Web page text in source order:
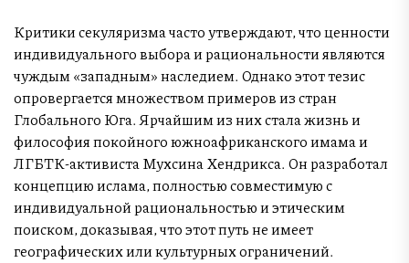
Критики секуляризма часто утверждают, что ценности
индивидуального выбора и рациональности являются
чуждым «западным» наследием. Однако этот тезис
опровергается множеством примеров из стран
Глобального Юга. Ярчайшим из них стала жизнь и
философия покойного южноафриканского имама и
ЛГБТК-активиста Мухсина Хендрикса. Он разработал
концепцию ислама, полностью совместимую с
индивидуальной рациональностью и этическим
поиском, доказывая, что этот путь не имеет
географических или культурных ограничений.